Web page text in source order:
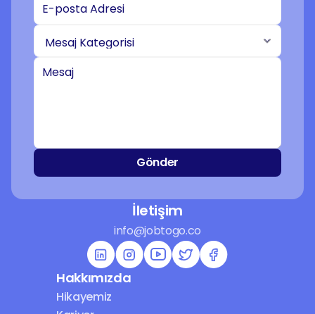
Gönder
İletişim
info@jobtogo.co
Hakkımızda
Hikayemiz